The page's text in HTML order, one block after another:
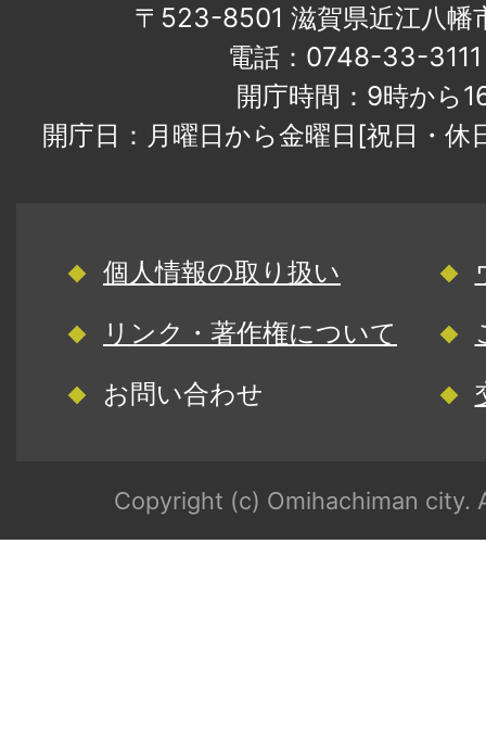
〒523-8501 滋賀県近江八幡
電話：0748-33-
開庁時間：9時から
開庁日：月曜日から金曜日[祝日・
個人情報の取り扱い
リンク・著作権について
お問い合わせ
Copyright (c) Omihachiman city.